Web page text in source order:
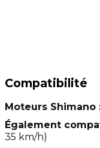
Compatibilité
Moteurs Shimano
Également
35 km/h)